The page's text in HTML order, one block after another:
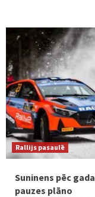
Rallijs pasaulē
Suninens pēc gada
pauzes plāno